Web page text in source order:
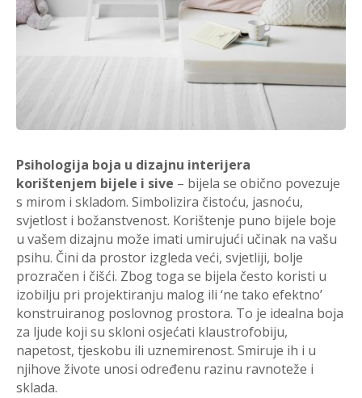
Psihologija boja u dizajnu interijera
korištenjem bijele i sive – bijela se obično povezuje
s mirom i skladom. Simbolizira čistoću, jasnoću,
svjetlost i božanstvenost. Korištenje puno bijele boje
u vašem dizajnu može imati umirujući učinak na vašu
psihu. Čini da prostor izgleda veći, svjetliji, bolje
prozračen i čišći. Zbog toga se bijela često koristi u
izobilju pri projektiranju malog ili ‘ne tako efektno’
konstruiranog poslovnog prostora. To je idealna boja
za ljude koji su skloni osjećati klaustrofobiju,
napetost, tjeskobu ili uznemirenost. Smiruje ih i u
njihove živote unosi određenu razinu ravnoteže i
sklada.